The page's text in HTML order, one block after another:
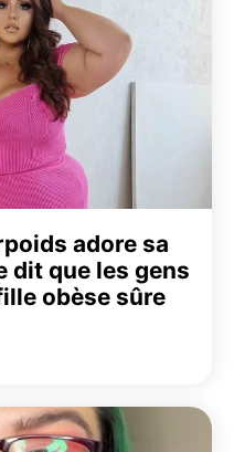
adore sa
dit que les gens
obèse sûre